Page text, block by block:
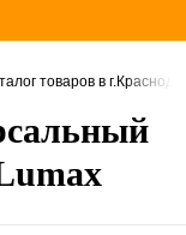
товаров в